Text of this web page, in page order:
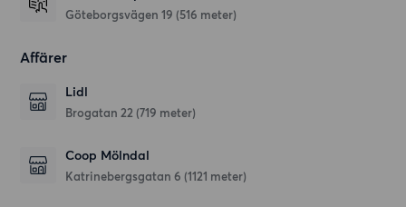
Göteborgsvägen 19 (516 meter)
Affärer
Lidl
Brogatan 22 (719 meter)
Coop Mölndal
Katrinebergsgatan 6 (1121 meter)